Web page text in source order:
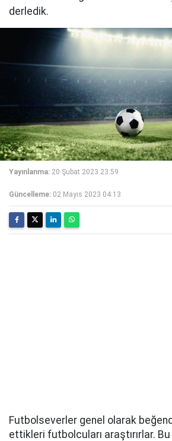
derledik.
Yayınlanma: 20 Şubat 2023 23:59
Güncelleme: 02 Mayıs 2023 04:13
Futbolseverler genel olarak
ettikleri futbolcuları araştırırlar.